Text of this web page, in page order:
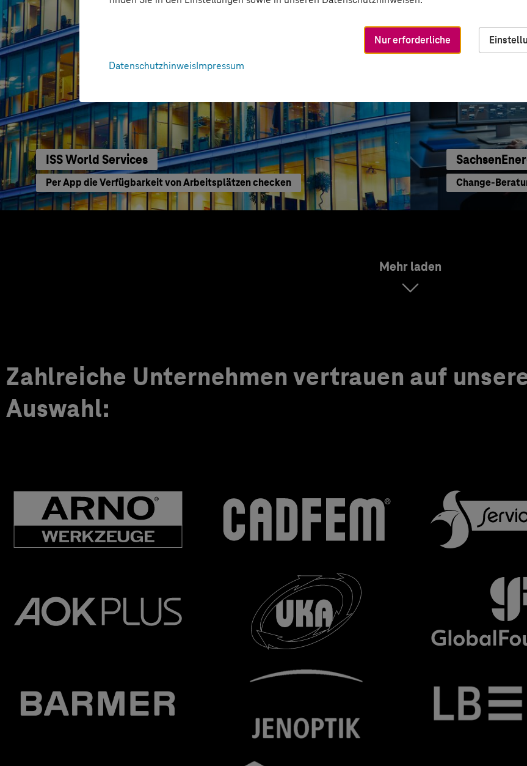
Nur erforderliche
DatenschutzhinweisImpressum
ISS World Services
Per App die Verfügbarkeit von Arbeitsplätzen checken Change-
Mehr laden
Zahlreiche Unternehmen vertrauen auf
Auswahl: